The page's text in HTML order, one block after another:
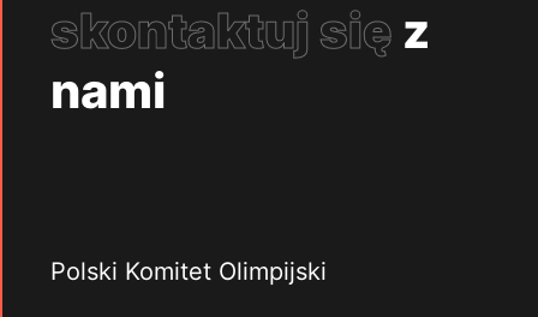
skontaktuj się z
nami
Polski Komitet Olimpijski